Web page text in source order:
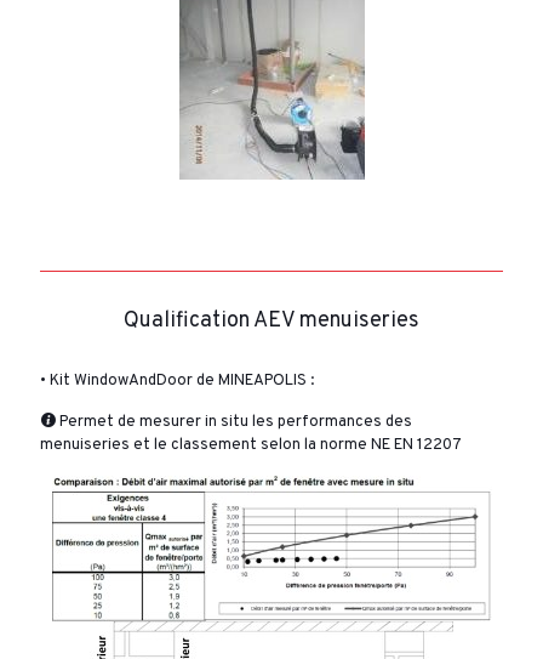
Qualification AEV menuiseries
• Kit WindowAndDoor de MINEAPOLIS :
Permet de mesurer in situ les performances des
menuiseries et le classement selon la norme NE EN 12207